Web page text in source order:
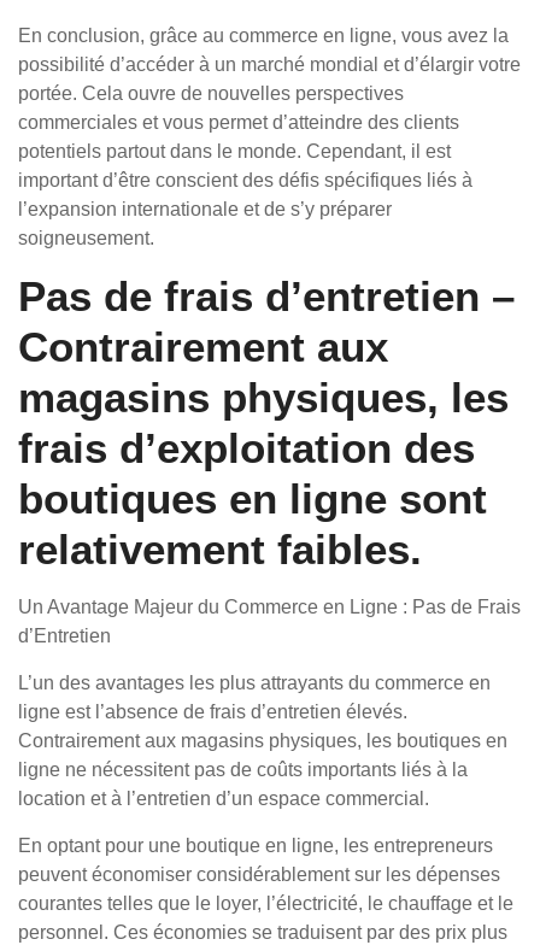
En conclusion, grâce au commerce en ligne, vous avez la
possibilité d’accéder à un marché mondial et d’élargir votre
portée. Cela ouvre de nouvelles perspectives
commerciales et vous permet d’atteindre des clients
potentiels partout dans le monde. Cependant, il est
important d’être conscient des défis spécifiques liés à
l’expansion internationale et de s’y préparer
soigneusement.
Pas de frais d’entretien –
Contrairement aux
magasins physiques, les
frais d’exploitation des
boutiques en ligne sont
relativement faibles.
Un Avantage Majeur du Commerce en Ligne : Pas de Frais
d’Entretien
L’un des avantages les plus attrayants du commerce en
ligne est l’absence de frais d’entretien élevés.
Contrairement aux magasins physiques, les boutiques en
ligne ne nécessitent pas de coûts importants liés à la
location et à l’entretien d’un espace commercial.
En optant pour une boutique en ligne, les entrepreneurs
peuvent économiser considérablement sur les dépenses
courantes telles que le loyer, l’électricité, le chauffage et le
personnel. Ces économies se traduisent par des prix plus